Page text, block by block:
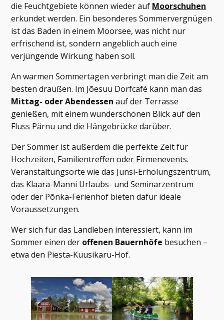
die Feuchtgebiete können wieder auf Moorschuhen
erkundet werden. Ein besonderes Sommervergnügen
ist das Baden in einem Moorsee, was nicht nur
erfrischend ist, sondern angeblich auch eine
verjüngende Wirkung haben soll.
An warmen Sommertagen verbringt man die Zeit am
besten draußen. Im Jõesuu Dorfcafé kann man das
Mittag- oder Abendessen auf der Terrasse
genießen, mit einem wunderschönen Blick auf den
Fluss Pärnu und die Hängebrücke darüber.
Der Sommer ist außerdem die perfekte Zeit für
Hochzeiten, Familientreffen oder Firmenevents.
Veranstaltungsorte wie das Junsi-Erholungszentrum,
das Klaara-Manni Urlaubs- und Seminarzentrum
oder der Põnka-Ferienhof bieten dafür ideale
Voraussetzungen.
Wer sich für das Landleben interessiert, kann im
Sommer einen der offenen Bauernhöfe besuchen –
etwa den Piesta-Kuusikaru-Hof.